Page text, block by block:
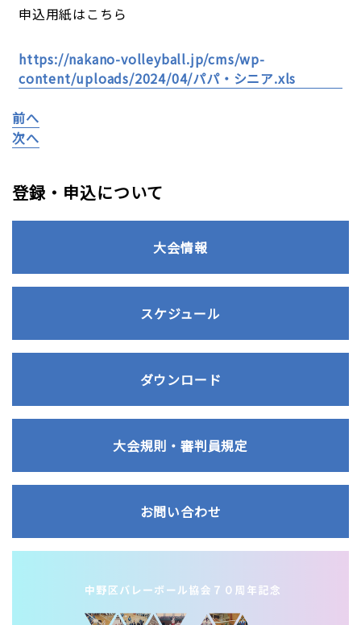
申込用紙はこちら
https://nakano-volleyball.jp/cms/wp-
content/uploads/2024/04/パパ・シニア.xls
前へ
次へ
登録・申込について
大会情報
スケジュール
ダウンロード
大会規則・審判員規定
お問い合わせ